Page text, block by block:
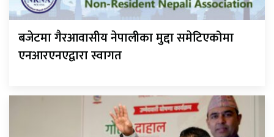
बजेटमा गैरआवासीय नेपालीका मुद्दा समेटिएकोमा
एनआरएनएद्वारा स्वागत